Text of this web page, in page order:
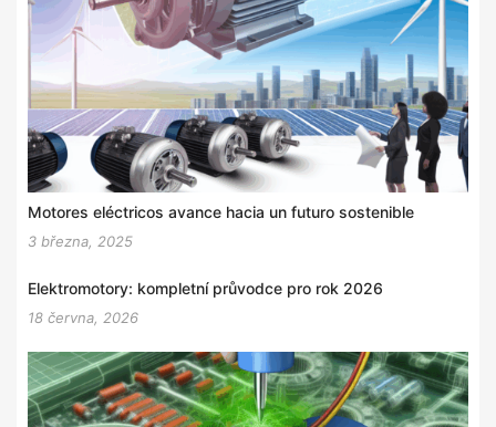
Motores eléctricos avance hacia un futuro sostenible
3 března, 2025
Elektromotory: kompletní průvodce pro rok 2026
18 června, 2026